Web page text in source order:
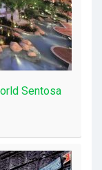
Sentosa